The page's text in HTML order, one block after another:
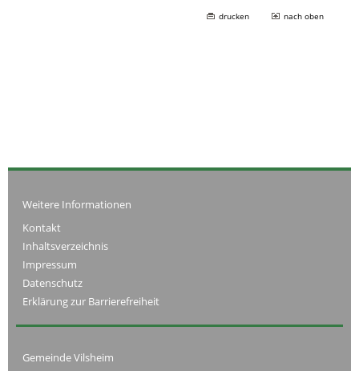
drucken nach oben
Weitere Informationen
Kontakt
Inhaltsverzeichnis
Impressum
Datenschutz
Erklärung zur Barrierefreiheit
Gemeinde Vilsheim